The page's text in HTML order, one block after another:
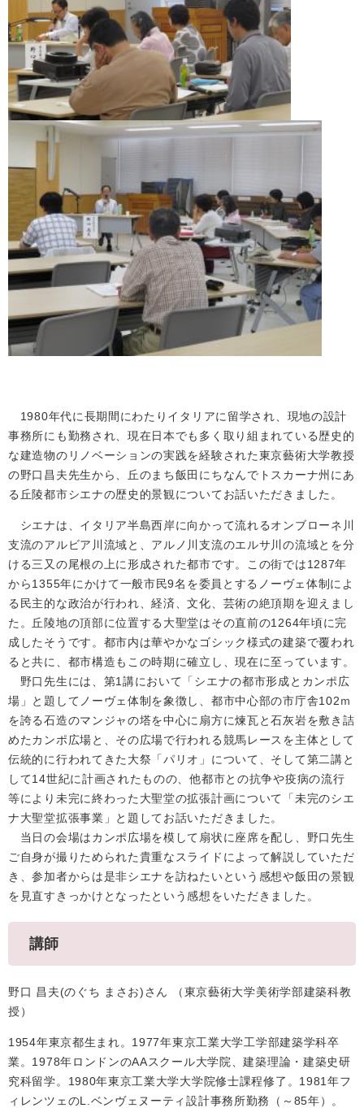
1980年代に長期間にわたりイタリアに留学され、現地の設計
事務所にも勤務され、現在日本でも多く取り組まれている歴史的
な建造物のリノベーションの実践を経験された東京藝術大学教授
の野口昌夫先生から、丘のまち飯田にちなんでトスカーナ州にあ
る丘陵都市シエナの歴史的景観についてお話いただきました。
シエナは、イタリア半島西岸に向かって流れるオンブローネ川
支流のアルビア川流域と、アルノ川支流のエルサ川の流域とを分
ける三又の尾根の上に形成された都市です。この街では1287年
から1355年にかけて一般市民9名を委員とするノーヴェ体制によ
る民主的な政治が行われ、経済、文化、芸術の絶頂期を迎えまし
た。丘陵地の頂部に位置する大聖堂はその直前の1264年頃に完
成したそうです。都市内は華やかなゴシック様式の建築で覆われ
ると共に、都市構造もこの時期に確立し、現在に至っています。
野口先生には、第1講において「シエナの都市形成とカンポ広
場」と題してノーヴェ体制を象徴し、都市中心部の市庁舎102ｍ
を誇る石造のマンジャの塔を中心に扇方に煉瓦と石灰岩を敷き詰
めたカンポ広場と、その広場で行われる競馬レースを主体として
伝統的に行われてきた大祭「パリオ」について、そして第二講と
して14世紀に計画されたものの、他都市との抗争や疫病の流行
等により未完に終わった大聖堂の拡張計画について「未完のシエ
ナ大聖堂拡張事業」と題してお話いただきました。
当日の会場はカンポ広場を模して扇状に座席を配し、野口先生
ご自身が撮りためられた貴重なスライドによって解説していただ
き、参加者からは是非シエナを訪ねたいという感想や飯田の景観
を見直すきっかけとなったという感想をいただきました。
講師
野口 昌夫(のぐち まさお)さん （東京藝術大学美術学部建築科教
授）
1954年東京都生まれ。1977年東京工業大学工学部建築学科卒
業。1978年ロンドンのAAスクール大学院、建築理論・建築史研
究科留学。1980年東京工業大学大学院修士課程修了。1981年フ
ィレンツェのL.ベンヴェヌーティ設計事務所勤務（～85年）。